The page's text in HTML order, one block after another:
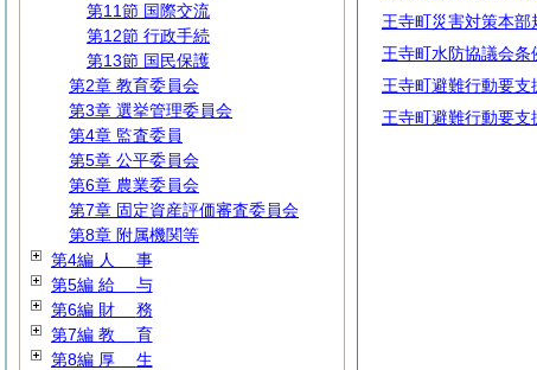
王寺町災害対策本部
王寺町水防協議会条
王寺町避難行動要支
王寺町避難行動要支
第11節 国際交流
第12節 行政手続
第13節 国民保護
第2章 教育委員会
第3章 選挙管理委員会
第4章 監査委員
第5章 公平委員会
第6章 農業委員会
第7章 固定資産評価審査委員会
第8章 附属機関等
第4編 人 事
第5編 給 与
第6編 財 務
第7編 教 育
第8編 厚 生